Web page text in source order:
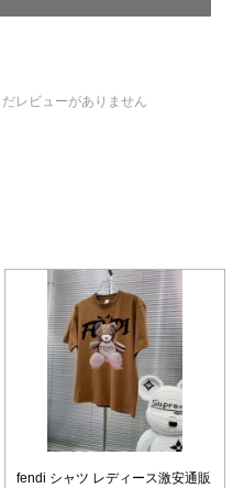
レビューがありません
fendi シャツ レディース激安通販